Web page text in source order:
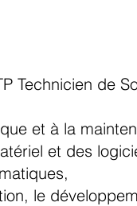
Technicien de
et à la
et des
le